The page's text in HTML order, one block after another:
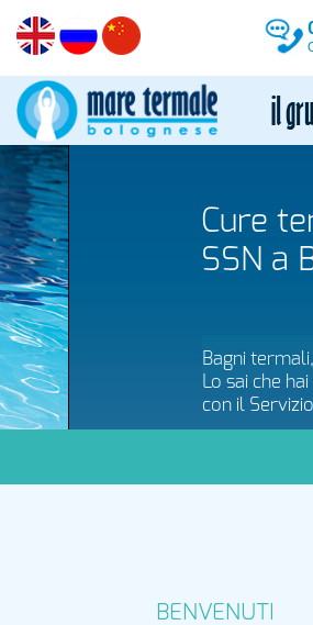
Cure
SSN a
Bagni termali,
Lo sai che hai diritto
con il Servizio
BENVENUTI